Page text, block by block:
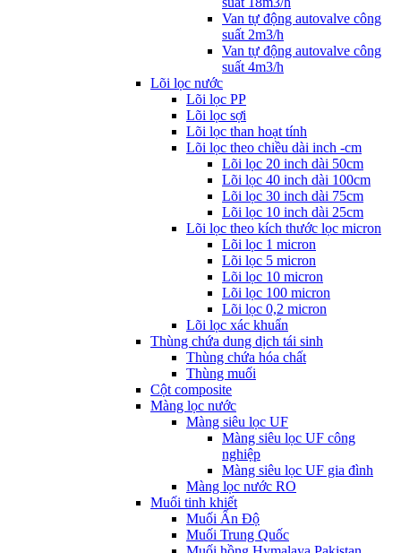
Van tự động autovalve công
suất 2m3/h
Van tự động autovalve công
suất 4m3/h
Lõi lọc nước
Lõi lọc PP
Lõi lọc sợi
Lõi lọc than hoạt tính
Lõi lọc theo chiều dài inch -cm
Lõi lọc 20 inch dài 50cm
Lõi lọc 40 inch dài 100cm
Lõi lọc 30 inch dài 75cm
Lõi lọc 10 inch dài 25cm
Lõi lọc theo kích thước lọc micron
Lõi lọc 1 micron
Lõi lọc 5 micron
Lõi lọc 10 micron
Lõi lọc 100 micron
Lõi lọc 0,2 micron
Lõi lọc xác khuẩn
Thùng chứa dung dịch tái sinh
Thùng chứa hóa chất
Thùng muối
Cột composite
Màng lọc nước
Màng siêu lọc UF
Màng siêu lọc UF công
nghiệp
Màng siêu lọc UF gia đình
Màng lọc nước RO
Muối tinh khiết
Muối Ấn Độ
Muối Trung Quốc